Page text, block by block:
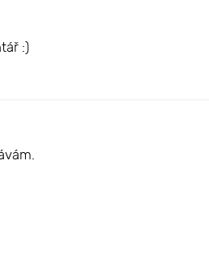
:)